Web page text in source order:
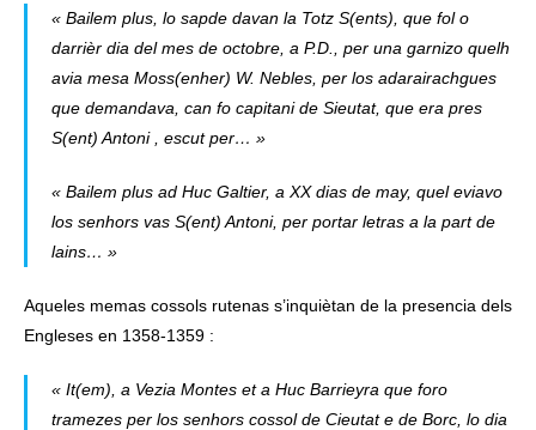
« Bailem plus, lo sapde davan la Totz S(ents), que fol o
darrièr dia del mes de octobre, a P.D., per una garnizo quelh
avia mesa Moss(enher) W. Nebles, per los adarairachgues
que demandava, can fo capitani de Sieutat, que era pres
S(ent) Antoni , escut per… »
« Bailem plus ad Huc Galtier, a XX dias de may, quel eviavo
los senhors vas S(ent) Antoni, per portar letras a la part de
lains… »
Aqueles memas cossols rutenas s’inquiètan de la presencia dels
Engleses en 1358-1359 :
« It(em), a Vezia Montes et a Huc Barrieyra que foro
tramezes per los senhors cossol de Cieutat e de Borc, lo dia